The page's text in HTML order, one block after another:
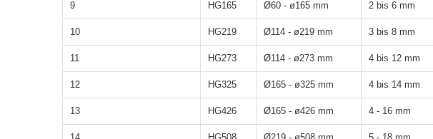
9 HG165 Ø60 - ø165 mm 2 bis 6 mm
10 HG219 Ø114 - ø219 mm 3 bis 8 mm
11 HG273 Ø114 - ø273 mm 4 bis 12 mm
12 HG325 Ø165 - ø325 mm 4 bis 14 mm
13 HG426 Ø165 - ø426 mm 4 - 16 mm